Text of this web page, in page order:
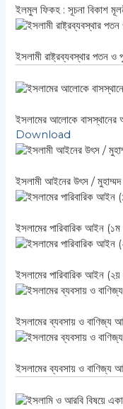
ইলমুল ফিকহ : সূচনা বিকাশ
ইসলামী রাষ্ট্রব্যবস্থার পতন
ইসলামের আলোকে
Download
ইসলামী আইনের উৎস /
ইসলামের পারিবারিক আইন
ইসলামের পারিবারিক আইন
ইসলামের ব্যবসায় ও বাণিজ্য
ইসলামের ব্যবসায় ও